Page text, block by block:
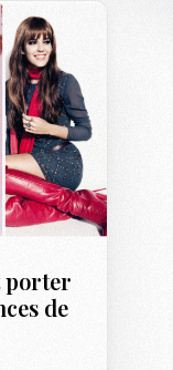
porter
de